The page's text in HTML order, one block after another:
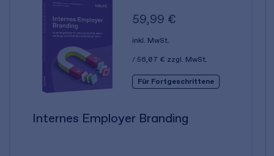
59,99 €
inkl. MwSt.
56,07 € zzgl. MwSt.
Für Fortgeschrittene
Internes Employer Branding